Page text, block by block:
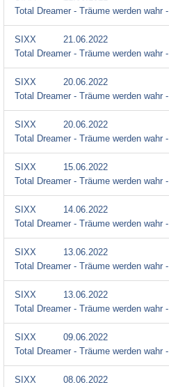
Total Dreamer - Träume werden wahr -
SIXX
21.06.2022
Total Dreamer - Träume werden wahr -
SIXX
20.06.2022
Total Dreamer - Träume werden wahr -
SIXX
20.06.2022
Total Dreamer - Träume werden wahr -
SIXX
15.06.2022
Total Dreamer - Träume werden wahr -
SIXX
14.06.2022
Total Dreamer - Träume werden wahr -
SIXX
13.06.2022
Total Dreamer - Träume werden wahr -
SIXX
13.06.2022
Total Dreamer - Träume werden wahr -
SIXX
09.06.2022
Total Dreamer - Träume werden wahr -
SIXX
08.06.2022